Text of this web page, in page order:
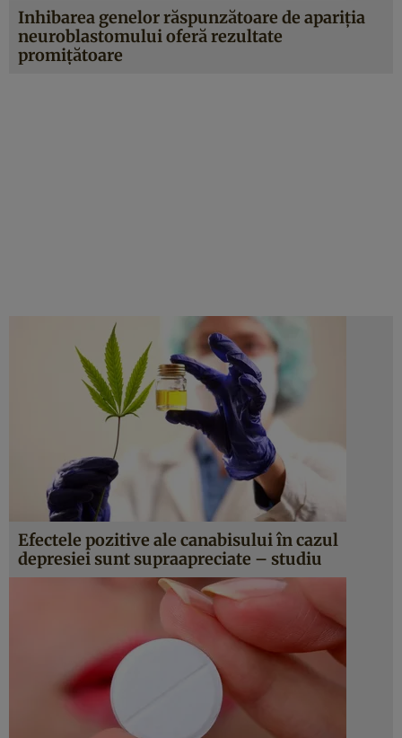
Inhibarea genelor răspunzătoare de apariţia
neuroblastomului oferă rezultate
promiţătoare
Efectele pozitive ale canabisului în cazul
depresiei sunt supraapreciate – studiu